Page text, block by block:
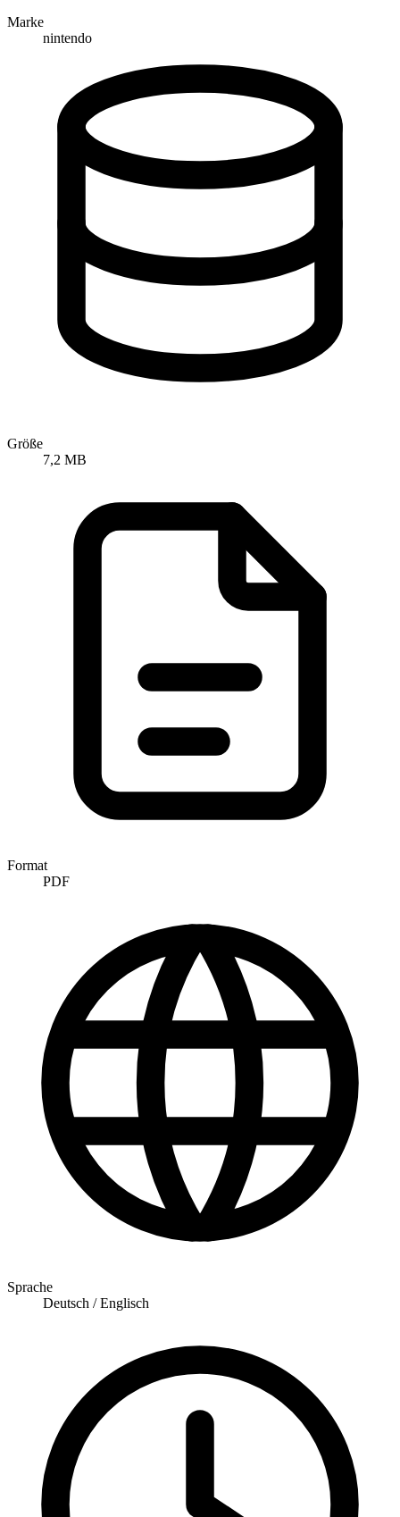
Marke
nintendo
Größe
7,2 MB
Format
PDF
Sprache
Deutsch / Englisch